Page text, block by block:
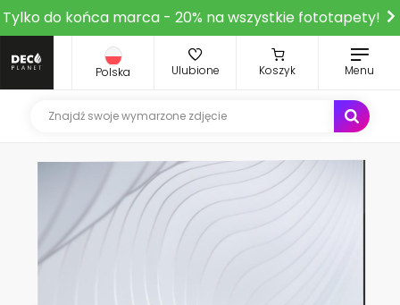
Tylko do końca marca - 20% na wszystkie fototapety!
Polska Ulubione Koszyk Menu